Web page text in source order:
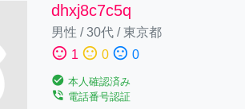
dhxj8c7c5q
男性 /30代/東京都
sentiment_satisfied 1 sentiment_neutral 0 sentiment_dissatisfied 0
check_circle 本人確認済み
phone_in_talk 電話番号認証